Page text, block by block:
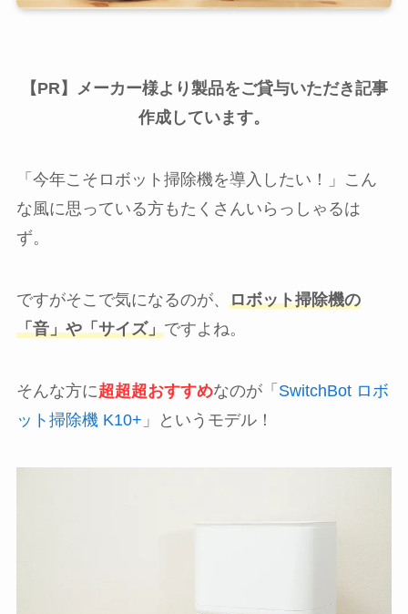
【PR】メーカー様より製品をご貸与いただき記事
作成しています。
「今年こそロボット掃除機を導入したい！」こん
な風に思っている方もたくさんいらっしゃるは
ず。
ですがそこで気になるのが、 ロボット掃除機の
「音」や「サイズ」ですよね。
そんな方に超超超おすすめなのが「 SwitchBot ロボ
ット掃除機 K10+ 」というモデル！